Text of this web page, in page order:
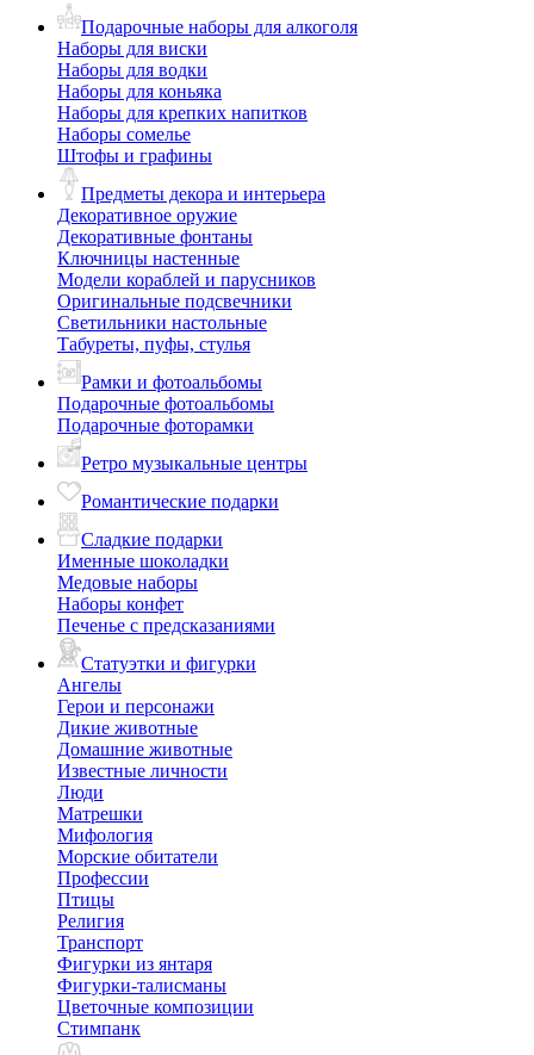
Подарочные наборы для алкоголя
Наборы для виски
Наборы для водки
Наборы для коньяка
Наборы для крепких напитков
Наборы сомелье
Штофы и графины
Предметы декора и интерьера
Декоративное оружие
Декоративные фонтаны
Ключницы настенные
Модели кораблей и парусников
Оригинальные подсвечники
Светильники настольные
Табуреты, пуфы, стулья
Рамки и фотоальбомы
Подарочные фотоальбомы
Подарочные фоторамки
Ретро музыкальные центры
Романтические подарки
Сладкие подарки
Именные шоколадки
Медовые наборы
Наборы конфет
Печенье с предсказаниями
Статуэтки и фигурки
Ангелы
Герои и персонажи
Дикие животные
Домашние животные
Известные личности
Люди
Матрешки
Мифология
Морские обитатели
Профессии
Птицы
Религия
Транспорт
Фигурки из янтаря
Фигурки-талисманы
Цветочные композиции
Стимпанк